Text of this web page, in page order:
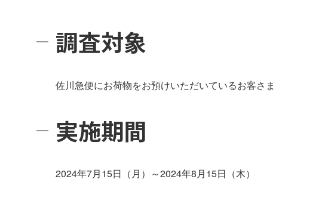
調査対象
佐川急便にお荷物をお預けいただいているお客さま
実施期間
2024年7月15日（月）～2024年8月15日（木）